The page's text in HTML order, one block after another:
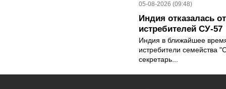
05-08-2026 (09:48)
Индия отказалась
истребителей СУ-57
Индия в ближайшее
истребители семейства
секретарь...